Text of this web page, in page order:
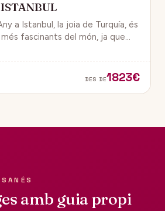
a Istanbul, la joia de Turquía, és
fascinants del món, ja que
de festa i alegría.
DES DE1823€
amb guia propi